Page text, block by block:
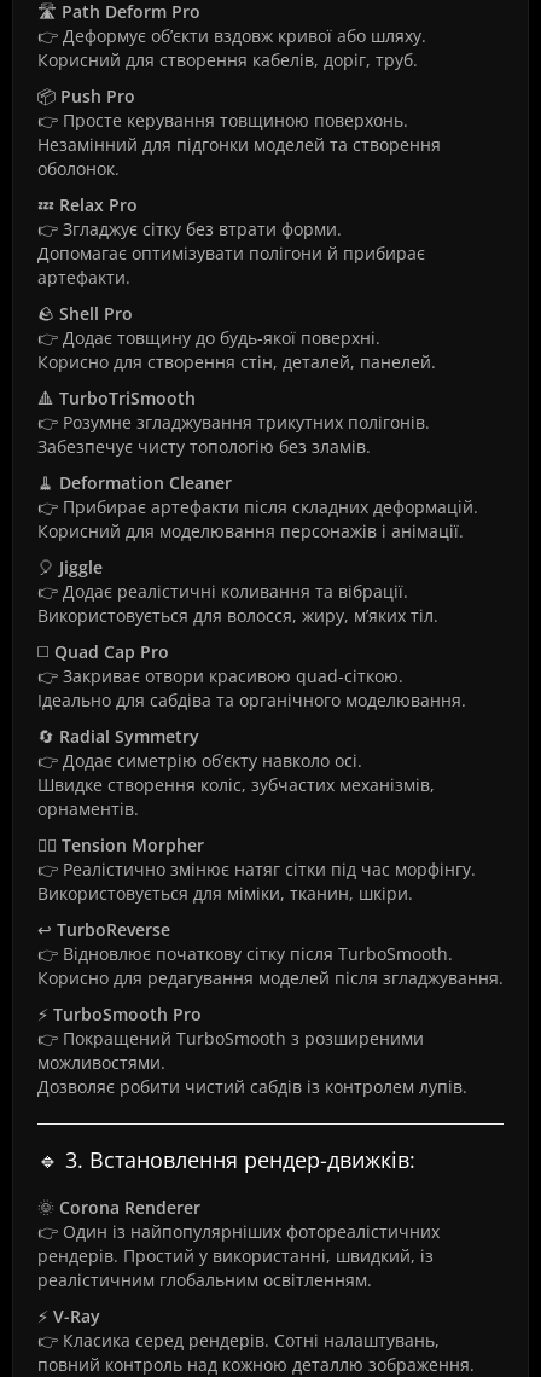
🛣️ Path Deform Pro
👉 Деформує об’єкти вздовж кривої або шляху.
Корисний для створення кабелів, доріг, труб.
📦 Push Pro
👉 Просте керування товщиною поверхонь.
Незамінний для підгонки моделей та створення
оболонок.
💤 Relax Pro
👉 Згладжує сітку без втрати форми.
Допомагає оптимізувати полігони й прибирає
артефакти.
🪨 Shell Pro
👉 Додає товщину до будь-якої поверхні.
Корисно для створення стін, деталей, панелей.
🔺 TurboTriSmooth
👉 Розумне згладжування трикутних полігонів.
Забезпечує чисту топологію без зламів.
🧹 Deformation Cleaner
👉 Прибирає артефакти після складних деформацій.
Корисний для моделювання персонажів і анімації.
🎈 Jiggle
👉 Додає реалістичні коливання та вібрації.
Використовується для волосся, жиру, м’яких тіл.
◻️ Quad Cap Pro
👉 Закриває отвори красивою quad-сіткою.
Ідеально для сабдіва та органічного моделювання.
🔄 Radial Symmetry
👉 Додає симетрію об’єкту навколо осі.
Швидке створення коліс, зубчастих механізмів,
орнаментів.
😮‍💨 Tension Morpher
👉 Реалістично змінює натяг сітки під час морфінгу.
Використовується для міміки, тканин, шкіри.
↩️ TurboReverse
👉 Відновлює початкову сітку після TurboSmooth.
Корисно для редагування моделей після згладжування.
⚡ TurboSmooth Pro
👉 Покращений TurboSmooth з розширеними
можливостями.
Дозволяє робити чистий сабдів із контролем лупів.
🔹 3. Встановлення рендер-движків:
🌞 Corona Renderer
👉 Один із найпопулярніших фотореалістичних
рендерів. Простий у використанні, швидкий, із
реалістичним глобальним освітленням.
⚡ V-Ray
👉 Класика серед рендерів. Сотні налаштувань,
повний контроль над кожною деталлю зображення.